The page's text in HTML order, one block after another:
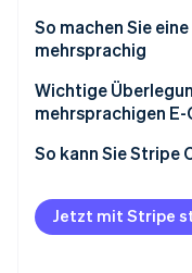
Vertrauens- und
Differenzierung
Mehrsprachiger
Gesetze, Kulturen
anderer Länder
So machen Sie
mehrsprachig
Feste Übersetzer/
Auslagern an
Übersetzungstools
Eine E-Commerce
Wichtige
mehrsprachigen
Lokalisierung
Beschränken Sie
Informationen
So kann Sie Stripe
Jetzt mit Stripe